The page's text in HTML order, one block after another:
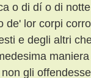
o di dí o di
de' lor corpi
e degli altri
gli